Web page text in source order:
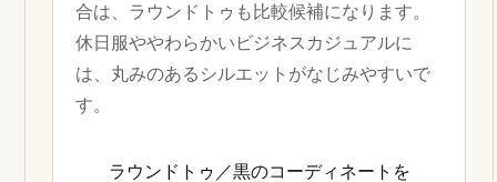
合は、ラウンドトゥも比較候補になります。
休日服ややわらかいビジネスカジュアルに
は、丸みのあるシルエットがなじみやすいで
す。
ラウンドトゥ／黒のコーディネートを